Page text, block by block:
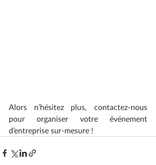
Alors n’hésitez plus, contactez-nous
pour organiser votre événement
d’entreprise sur-mesure !